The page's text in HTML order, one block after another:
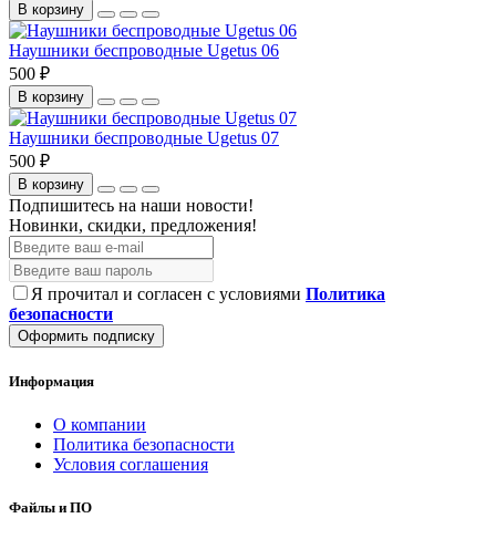
В корзину
Наушники беспроводные Ugetus 06
500 ₽
В корзину
Наушники беспроводные Ugetus 07
500 ₽
В корзину
Подпишитесь на наши новости!
Новинки, скидки, предложения!
Я прочитал и согласен с условиями Политика
безопасности
Оформить подписку
Информация
О компании
Политика безопасности
Условия соглашения
Файлы и ПО